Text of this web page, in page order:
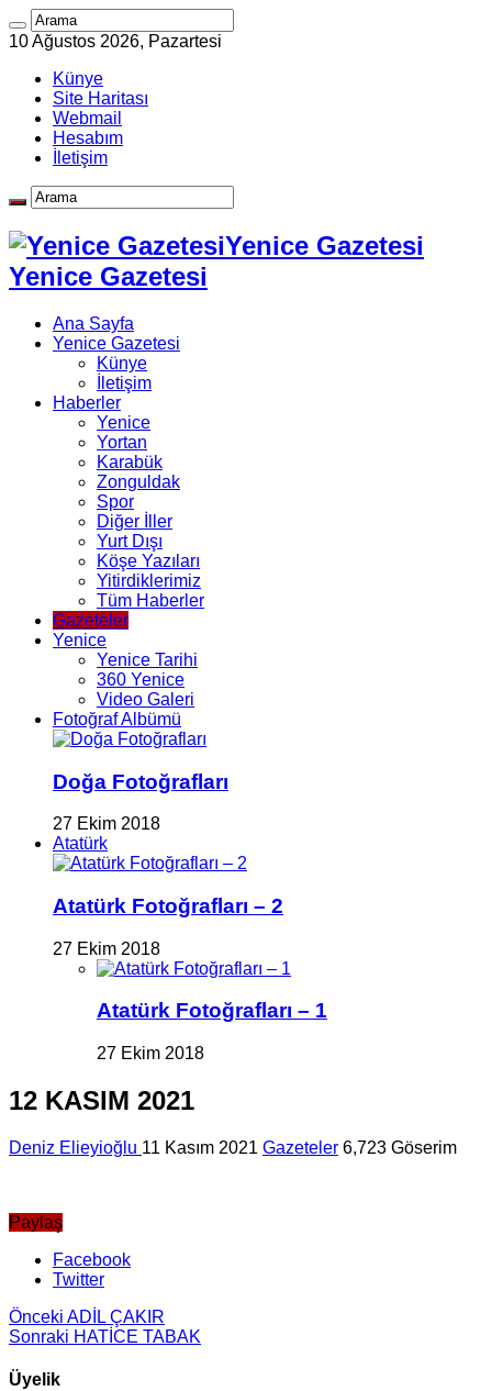
10 Ağustos 2026, Pazartesi
Künye
Site Haritası
Webmail
Hesabım
İletişim
Yenice Gazetesi
Yenice Gazetesi
Ana Sayfa
Yenice Gazetesi
Künye
İletişim
Haberler
Yenice
Yortan
Karabük
Zonguldak
Spor
Diğer İller
Yurt Dışı
Köşe Yazıları
Yitirdiklerimiz
Tüm Haberler
Gazeteler
Yenice
Yenice Tarihi
360 Yenice
Video Galeri
Fotoğraf Albümü
Doğa Fotoğrafları
27 Ekim 2018
Atatürk
Atatürk Fotoğrafları – 2
27 Ekim 2018
Atatürk Fotoğrafları – 1
27 Ekim 2018
12 KASIM 2021
Deniz Elieyioğlu 11 Kasım 2021 Gazeteler 6,723 Göserim
Paylaş
Facebook
Twitter
Önceki ADİL ÇAKIR
Sonraki HATİCE TABAK
Üyelik